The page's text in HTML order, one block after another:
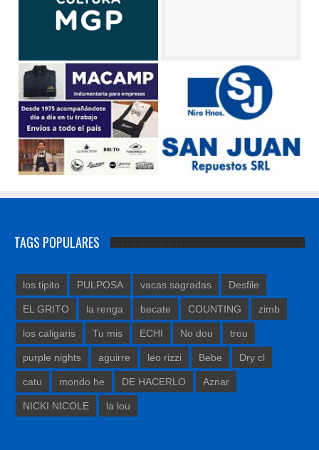
TAGS POPULARES
los tipito PULPOSA vacas sagradas Desfile
EL GRITO la renga becate COUNTING zimb
los caligaris Tu mis ECHI No dou trou
purple nights aguirre leo rizzi Bebe Dry cl
catu mondo he DE HACERLO Aznar
NICKI NICOLE la lou